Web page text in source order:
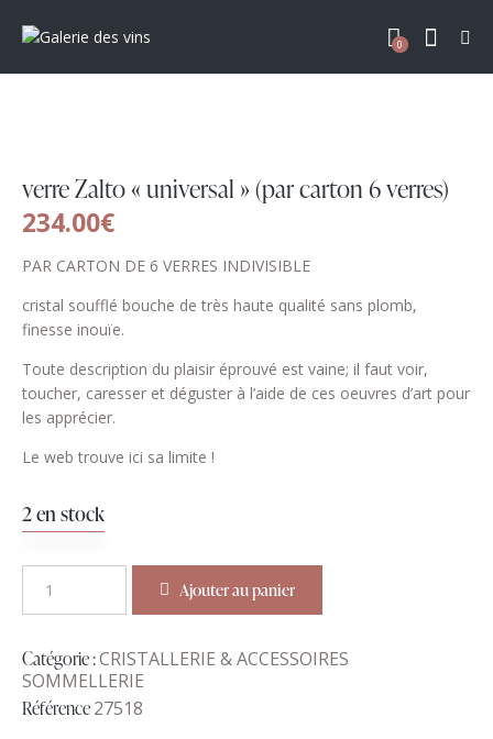
0
verre Zalto « universal » (par carton 6 verres)
234.00€
PAR CARTON DE 6 VERRES INDIVISIBLE
cristal soufflé bouche de très haute qualité sans plomb,
finesse inouïe.
Toute description du plaisir éprouvé est vaine; il faut voir,
toucher, caresser et déguster à l’aide de ces oeuvres d’art pour
les apprécier.
Le web trouve ici sa limite !
2 en stock
Ajouter au panier
Catégorie :CRISTALLERIE & ACCESSOIRES
SOMMELLERIE
Référence27518